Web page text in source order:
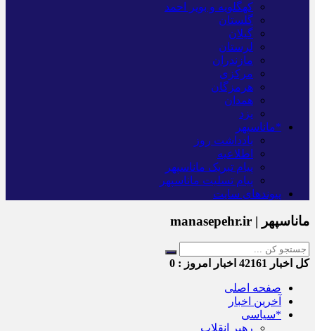
کهگلویه و بویر احمد
گلستان
گیلان
لرستان
مازندران
مرکزی
هرمزگان
همدان
یزد
*ماناسپهر
یادداشت روز
اطلاعیه
پیام تبریک ماناسپهر
پیام تسلیت ماناسپهر
پیوندهای سایت
ماناسپهر | manasepehr.ir
کل اخبار اخبار امروز : 0
صفحه اصلی
آخرین اخبار
*سیاسی
رهبر انقلاب